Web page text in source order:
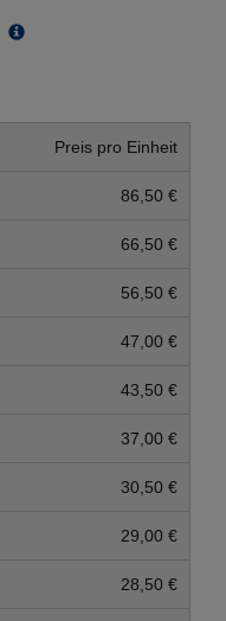
Preis pro Einheit
86,50 €
66,50 €
56,50 €
47,00 €
43,50 €
37,00 €
30,50 €
29,00 €
28,50 €